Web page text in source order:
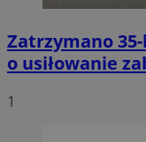
Zatrzymano
o usiłowanie
1